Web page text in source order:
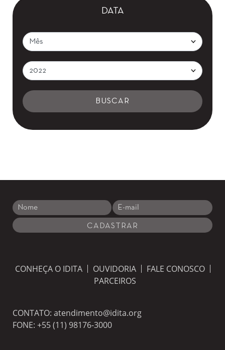
DATA
CONHEÇA O IDITA OUVIDORIA
FALE CONOSCO
PARCEIROS
CONTATO: atendimento@idita.org
FONE: +55 (11) 98176-3000